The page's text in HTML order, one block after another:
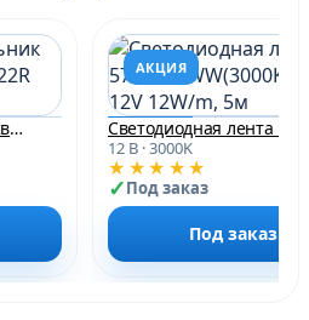
Трековый светильник светодиодный PTR 22R 60w 3000K WH
АКЦИЯ
12 В · 3000K
★★★★★
Под заказ
Под заказ